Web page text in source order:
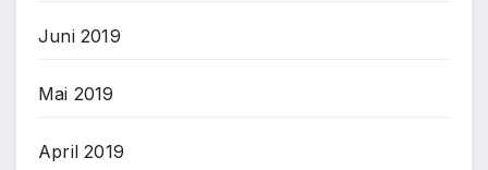
Juni 2019
Mai 2019
April 2019